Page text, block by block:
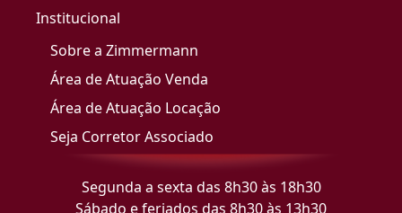
Institucional
Sobre a Zimmermann
Área de Atuação Venda
Área de Atuação Locação
Seja Corretor Associado
Segunda a sexta das 8h30 às 18h30
Sábado e feriados das 8h30 às 13h30